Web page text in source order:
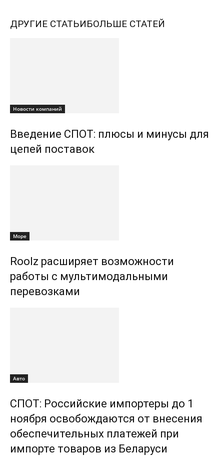
ДРУГИЕ СТАТЬИБОЛЬШЕ СТАТЕЙ
Новости компаний
Введение СПОТ: плюсы и минусы для
цепей поставок
Море
Roolz расширяет возможности
работы с мультимодальными
перевозками
Авто
СПОТ: Российские импортеры до 1
ноября освобождаются от внесения
обеспечительных платежей при
импорте товаров из Беларуси